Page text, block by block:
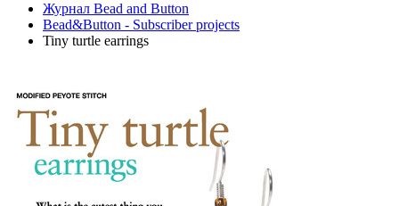
Журнал Bead and Button
Bead&Button - Subscriber projects
Tiny turtle earrings